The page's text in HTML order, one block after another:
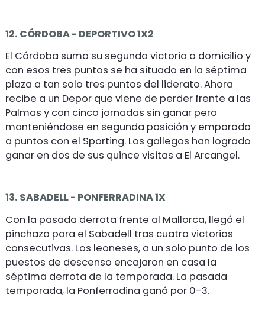
12. CÓRDOBA - DEPORTIVO 1X2
El Córdoba suma su segunda victoria a domicilio y
con esos tres puntos se ha situado en la séptima
plaza a tan solo tres puntos del liderato. Ahora
recibe a un Depor que viene de perder frente a las
Palmas y con cinco jornadas sin ganar pero
manteniéndose en segunda posición y emparado
a puntos con el Sporting. Los gallegos han logrado
ganar en dos de sus quince visitas a El Arcangel.
13. SABADELL - PONFERRADINA 1X
Con la pasada derrota frente al Mallorca, llegó el
pinchazo para el Sabadell tras cuatro victorias
consecutivas. Los leoneses, a un solo punto de los
puestos de descenso encajaron en casa la
séptima derrota de la temporada. La pasada
temporada, la Ponferradina ganó por 0-3.